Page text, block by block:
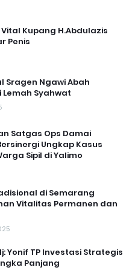
Kupang H.Abdulazis
Penis
Sragen Ngawi Abah
Syahwat
Satgas Ops Damai
Ungkap Kasus
Sipil di Yalimo
di Semarang
Vitalitas Permanen dan
Yonif TP Investasi Strategis
Panjang